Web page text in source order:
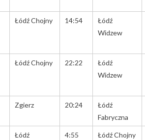
Łódź Chojny 14:54
Łódź
Widzew
Łódź Chojny 22:22
Łódź
Widzew
Zgierz 20:24
Łódź
Fabryczna
Łódź
4:55 Łódź Chojny